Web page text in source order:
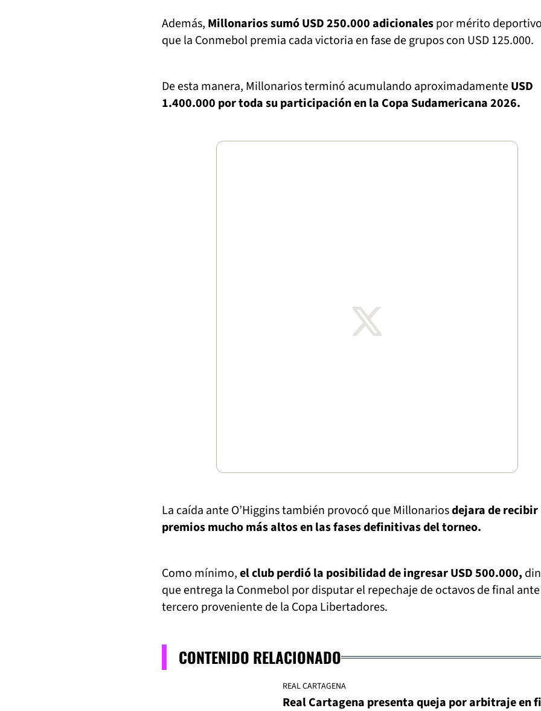
Además, Millonarios sumó USD 250.000 adicionalespor mérito
que la Conmebol premia cada victoria en fase de grupos con USD 125.000.
De esta manera, Millonarios terminó acumulando aproximadamenteUSD
1.400.000 por toda su participación en la Copa Sudamericana 2026.
La caída ante O’Higgins también provocó que Millonariosdejara de recibir
premios mucho más altos en las fases definitivas del torneo.
Como mínimo,el club perdió la posibilidad de ingresar USD 500.000,
que entrega la Conmebol por disputar el repechaje de octavos de final
tercero proveniente de la Copa Libertadores.
CONTENIDO RELACIONADO
REAL CARTAGENA
Real Cartagena presenta queja por arbitraje en